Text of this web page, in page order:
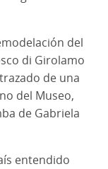
del
di Girolamo
de una
del Museo,
de Gabriela
entendido